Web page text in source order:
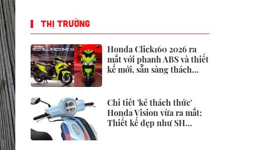
THỊ TRƯỜNG
Honda Click160 2026 ra
mắt với phanh ABS và thiết
kế mới, sẵn sàng thách
Chi tiết 'kẻ thách thức'
Honda Vision vừa ra mắt:
Thiết kế đẹp như SH